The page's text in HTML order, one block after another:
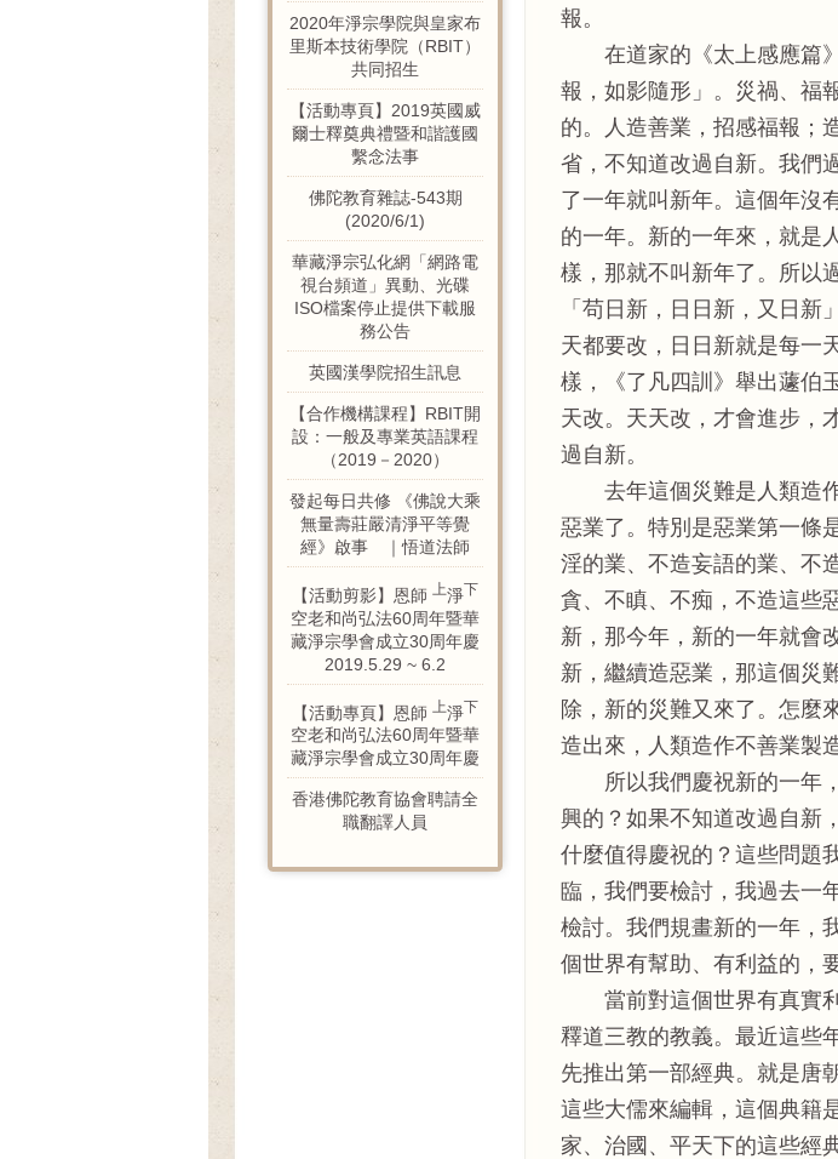
2020年淨宗學院與皇家布
里斯本技術學院（RBIT）
共同招生
【活動專頁】2019英國威
爾士釋奠典禮暨和諧護國
繫念法事
佛陀教育雜誌-543期
(2020/6/1)
華藏淨宗弘化網「網路電
視台頻道」異動、光碟
ISO檔案停止提供下載服
務公告
英國漢學院招生訊息
【合作機構課程】RBIT開
設：一般及專業英語課程
（2019－2020）
發起每日共修 《佛說大乘
無量壽莊嚴清淨平等覺
經》啟事 ｜悟道法師
【活動剪影】恩師 上淨下
空老和尚弘法60周年暨華
藏淨宗學會成立30周年慶
2019.5.29 ~ 6.2
【活動專頁】恩師 上淨下
空老和尚弘法60周年暨華
藏淨宗學會成立30周年慶
香港佛陀教育協會聘請全
職翻譯人員
報。
在道家的《太上感應篇》
報，如影隨形」。災禍、福
的。人造善業，招感福報；
省，不知道改過自新。我們
了一年就叫新年。這個年沒
的一年。新的一年來，就是
樣，那就不叫新年了。所以
「苟日新，日日新，又日
天都要改，日日新就是每一
樣，《了凡四訓》舉出蘧伯
天改。天天改，才會進步，
過自新。
去年這個災難是人類造作
惡業了。特別是惡業第一條
淫的業、不造妄語的業、不
貪、不瞋、不痴，不造這些
新，那今年，新的一年就會
新，繼續造惡業，那這個災
除，新的災難又來了。怎麼
造出來，人類造作不善業製
所以我們慶祝新的一年，
興的？如果不知道改過自新
什麼值得慶祝的？這些問題
臨，我們要檢討，我過去一
檢討。我們規畫新的一年，
個世界有幫助、有利益的，
當前對這個世界有真實利
釋道三教的教義。最近這些
先推出第一部經典。就是唐
這些大儒來編輯，這個典籍
家、治國、平天下的這些經